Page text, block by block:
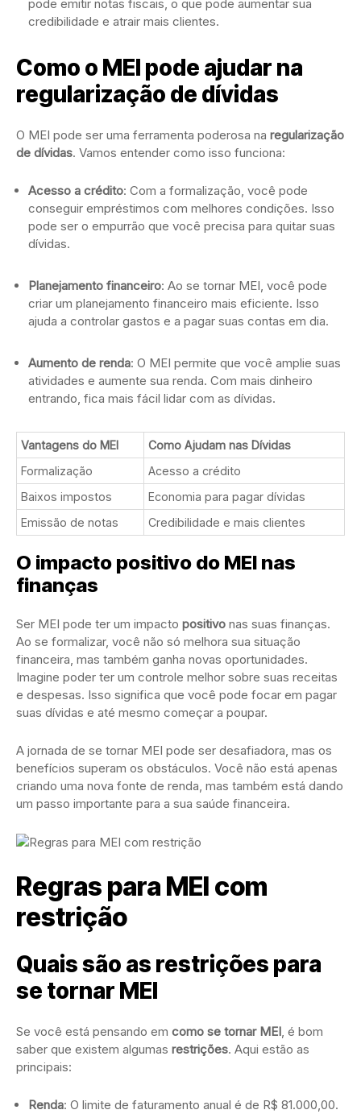
pode emitir notas fiscais, o que pode aumentar sua
credibilidade e atrair mais clientes.
Como o MEI pode ajudar na
regularização de dívidas
O MEI pode ser uma ferramenta poderosa na regularização
de dívidas. Vamos entender como isso funciona:
Acesso a crédito: Com a formalização, você pode
conseguir empréstimos com melhores condições. Isso
pode ser o empurrão que você precisa para quitar suas
dívidas.
Planejamento financeiro: Ao se tornar MEI, você pode
criar um planejamento financeiro mais eficiente. Isso
ajuda a controlar gastos e a pagar suas contas em dia.
Aumento de renda: O MEI permite que você amplie suas
atividades e aumente sua renda. Com mais dinheiro
entrando, fica mais fácil lidar com as dívidas.
Vantagens do MEI
Como Ajudam nas Dívidas
Formalização
Acesso a crédito
Baixos impostos
Economia para pagar dívidas
Emissão de notas
Credibilidade e mais clientes
O impacto positivo do MEI nas
finanças
Ser MEI pode ter um impacto positivo nas suas finanças.
Ao se formalizar, você não só melhora sua situação
financeira, mas também ganha novas oportunidades.
Imagine poder ter um controle melhor sobre suas receitas
e despesas. Isso significa que você pode focar em pagar
suas dívidas e até mesmo começar a poupar.
A jornada de se tornar MEI pode ser desafiadora, mas os
benefícios superam os obstáculos. Você não está apenas
criando uma nova fonte de renda, mas também está dando
um passo importante para a sua saúde financeira.
Regras para MEI com
restrição
Quais são as restrições para
se tornar MEI
Se você está pensando em como se tornar MEI , é bom
saber que existem algumas restrições. Aqui estão as
principais:
Renda: O limite de faturamento anual é de R$ 81.000,00.